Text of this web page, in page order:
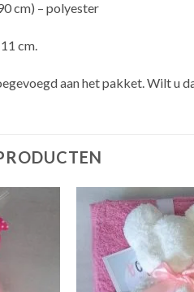
cm) – polyester
cm.
aan het pakket. Wilt u